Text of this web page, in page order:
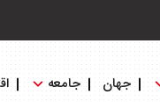
جهان جامعه